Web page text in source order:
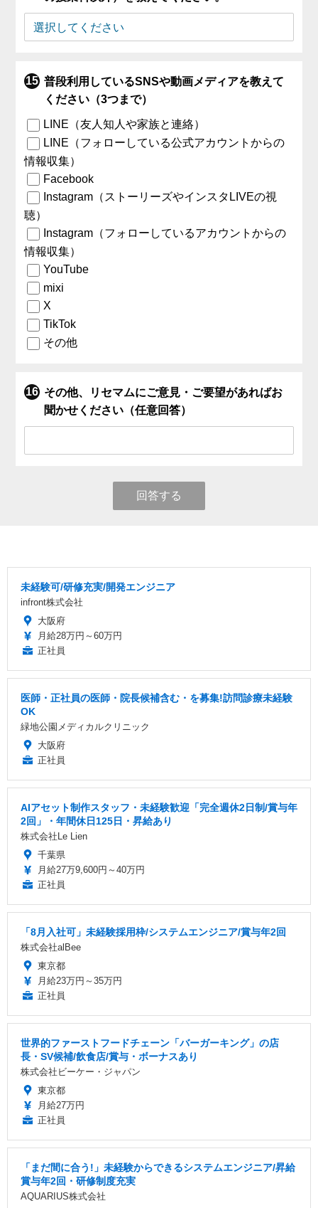
普段利用しているSNSや動画メディアを教えて
ください（3つまで）
LINE（友人知人や家族と連絡）
LINE（フォローしている公式アカウントからの
情報収集）
Facebook
Instagram（ストーリーズやインスタLIVEの視
聴）
Instagram（フォローしているアカウントからの
情報収集）
YouTube
mixi
X
TikTok
その他
その他、リセマムにご意見・ご要望があればお
聞かせください（任意回答）
回答する
未経験可/研修充実/開発エンジニア
infront株式会社
大阪府
月給28万円～60万円
正社員
医師・正社員の医師・院長候補含む・を募集!訪問診療未経験
OK
緑地公園メディカルクリニック
大阪府
正社員
AIアセット制作スタッフ・未経験歓迎「完全週休2日制/賞与年
2回」・年間休日125日・昇給あり
株式会社Le Lien
千葉県
月給27万9,600円～40万円
正社員
「8月入社可」未経験採用枠/システムエンジニア/賞与年2回
株式会社alBee
東京都
月給23万円～35万円
正社員
世界的ファーストフードチェーン「バーガーキング」の店
長・SV候補/飲食店/賞与・ボーナスあり
株式会社ビーケー・ジャパン
東京都
月給27万円
正社員
「まだ間に合う!」未経験からできるシステムエンジニア/昇給
賞与年2回・研修制度充実
AQUARIUS株式会社